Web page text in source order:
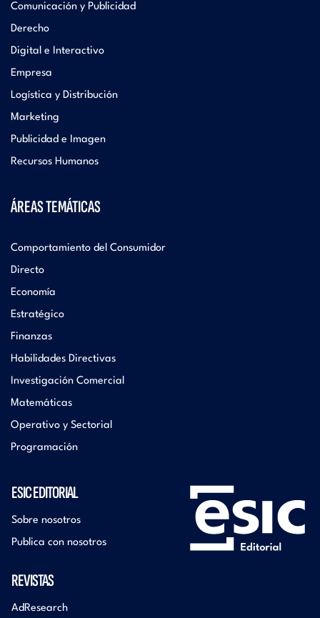
Comunicación y Publicidad
Derecho
Digital e Interactivo
Empresa
Logística y Distribución
Marketing
Publicidad e Imagen
Recursos Humanos
ÁREAS TEMÁTICAS
Comportamiento del Consumidor
Directo
Economía
Estratégico
Finanzas
Habilidades Directivas
Investigación Comercial
Matemáticas
Operativo y Sectorial
Programación
ESIC EDITORIAL
Sobre nosotros
Publica con nosotros
REVISTAS
AdResearch